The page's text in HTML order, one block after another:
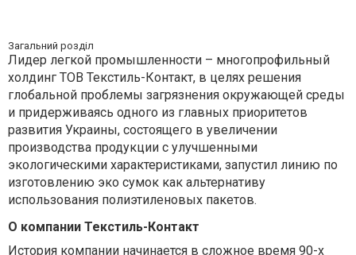
Загальний розділ
Лидер легкой промышленности – многопрофильный
холдинг ТОВ Текстиль-Контакт, в целях решения
глобальной проблемы загрязнения окружающей среды
и придерживаясь одного из главных приоритетов
развития Украины, состоящего в увеличении
производства продукции с улучшенными
экологическими характеристиками, запустил линию по
изготовлению эко сумок как альтернативу
использования полиэтиленовых пакетов.
О компании Текстиль-Контакт
История компании начинается в сложное время 90-х